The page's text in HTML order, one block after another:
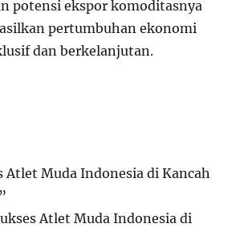
potensi ekspor komoditasnya
pertumbuhan ekonomi
dan berkelanjutan.
Atlet Muda Indonesia di Kancah
Atlet Muda Indonesia di